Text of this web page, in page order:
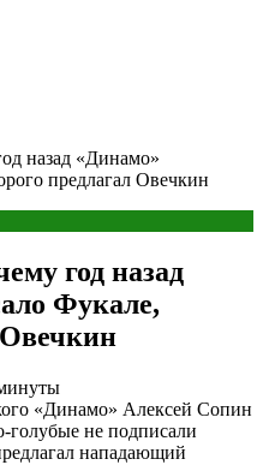
назад «Динамо»
предлагал Овечкин
год назад
Фукале,
Овечкин
«Динамо» Алексей Сопин
голубые не подписали
нападающий